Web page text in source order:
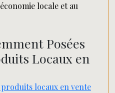
locale et au
Posées
Locaux en
locaux en vente